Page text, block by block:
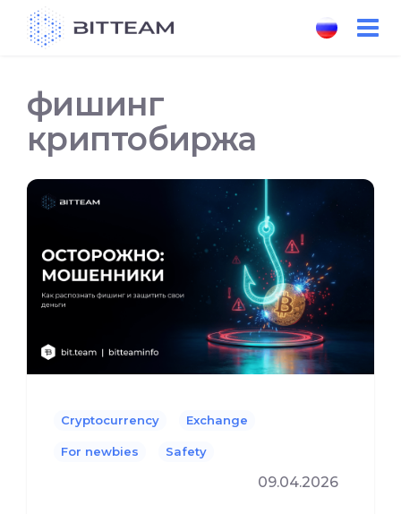
contentфишинг
криптобиржа
Cryptocurrency Exchange
For newbies Safety
09.04.2026